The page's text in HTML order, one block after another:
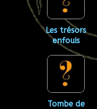
Les trésors
enfouis
Tombe de